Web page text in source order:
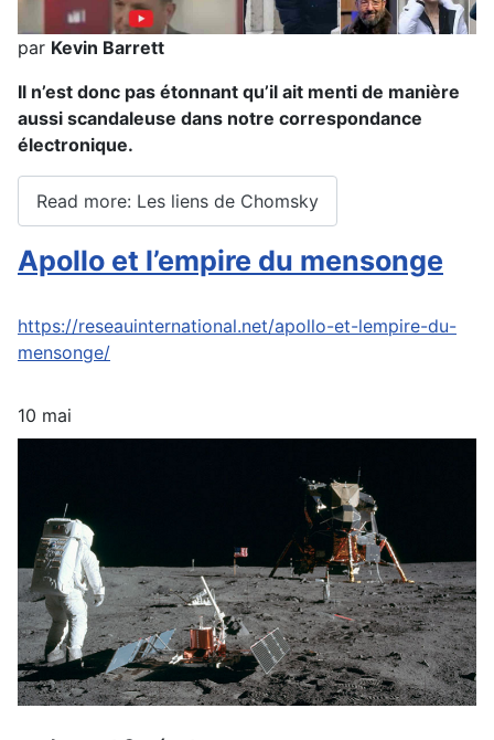
par Kevin Barrett
Il n’est donc pas étonnant qu’il ait menti de manière
aussi scandaleuse dans notre correspondance
électronique.
Read more: Les liens de Chomsky
Apollo et l’empire du mensonge
https://reseauinternational.net/apollo-et-lempire-du-
mensonge/
10 mai